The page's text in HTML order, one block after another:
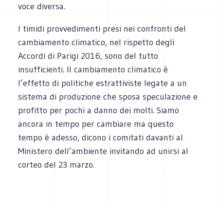
voce diversa.
I timidi provvedimenti presi nei confronti del
cambiamento climatico, nel rispetto degli
Accordi di Parigi 2016, sono del tutto
insufficienti. Il cambiamento climatico è
l’effetto di politiche estrattiviste legate a un
sistema di produzione che sposa speculazione e
profitto per pochi a danno dei molti. Siamo
ancora in tempo per cambiare ma questo
tempo è adesso, dicono i comitati davanti al
Ministero dell’ambiente invitando ad unirsi al
corteo del 23 marzo.